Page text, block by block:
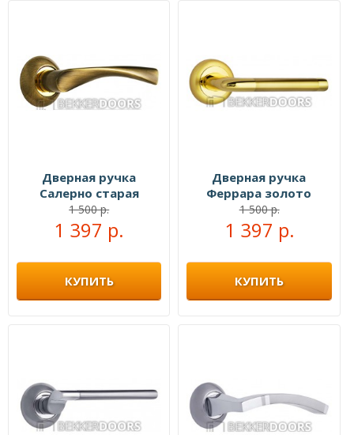
Дверная ручка
Салерно старая
бронза
1 500 р.
1 397 р.
КУПИТЬ
Дверная ручка
Феррара золото
1 500 р.
1 397 р.
КУПИТЬ